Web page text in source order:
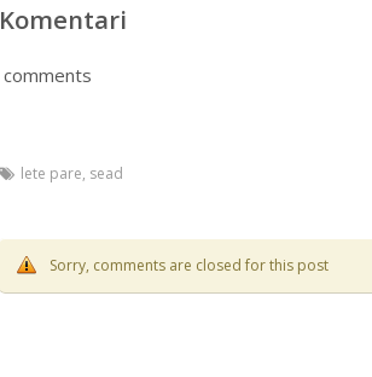
Komentari
comments
lete pare, sead
Sorry, comments are closed for this post